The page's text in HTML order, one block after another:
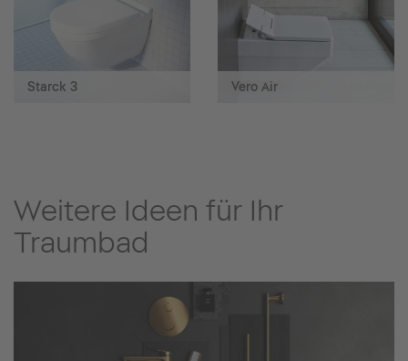
Starck 3 Vero Air
Weitere Ideen für Ihr
Traumbad